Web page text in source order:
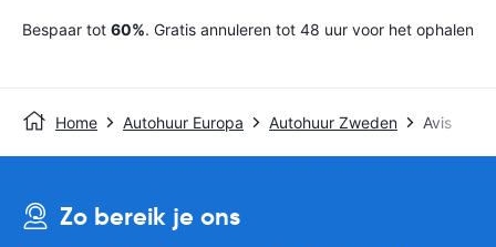
Bespaar tot 60%. Gratis annuleren tot 48 uur voor het ophalen
Home Autohuur Europa Autohuur Zweden Avis
Zo bereik je ons